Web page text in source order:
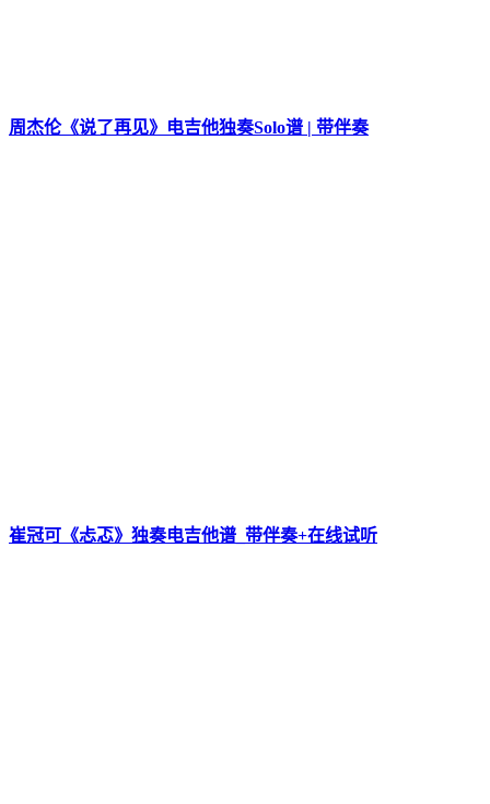
周杰伦《说了再见》电吉他独奏Solo谱 | 带伴奏
崔冠可《忐忑》独奏电吉他谱_带伴奏+在线试听